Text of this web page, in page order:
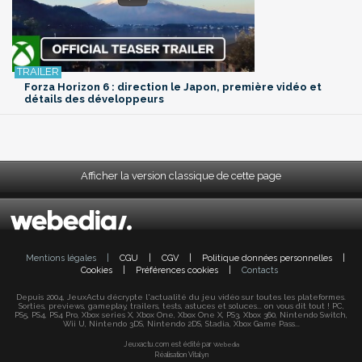
Forza Horizon 6 : direction le Japon, première vidéo et
détails des développeurs
Afficher la version classique de cette page
Mentions légales CGU CGV Politique données personnelles
Cookies
Préférences cookies Contacts
Depuis 2004, JeuxActu décrypte l'actualité du jeu vidéo sur toutes les plateformes.
Sorties, previews, gameplay, trailers, tests, astuces et soluces... on vous dit tout ! PC,
PS5, PS4, PS4 Pro, Xbox series X, Xbox One, Xbox One X, PS3, Xbox 360, Nintendo Switch,
Wii U, Nintendo 3DS, Nintendo 2DS, Stadia, Xbox Game Pass...
Jeuxactu.com est édité par Webedia
Réalisation Vitalyn